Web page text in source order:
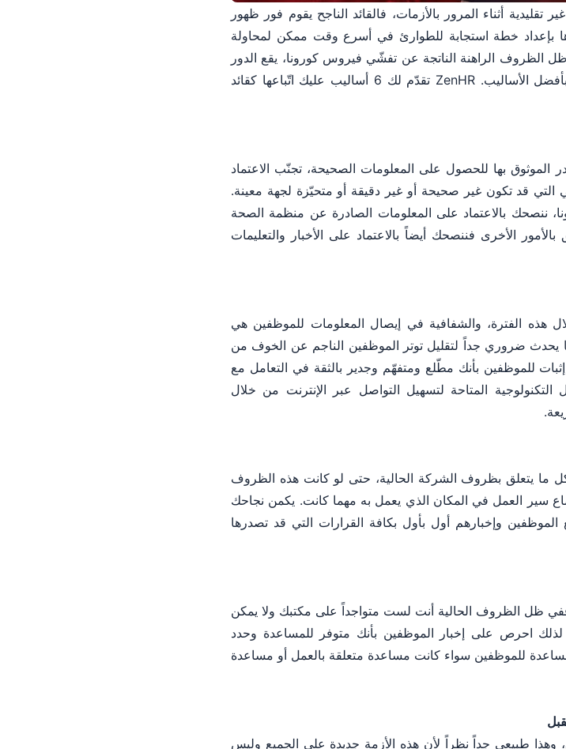
أثناء المرور بالأزمات، فالقائد الناجح يقوم فور ظهور
بإعداد خطة استجابة للطوارئ في أسرع وقت ممكن لمحاولة
الظروف الراهنة الناتجة عن تفشّي فيروس كورونا، يقع الدور
على عاتق القائد الناجح للتعامل مع هذه الظروف بأفضل الأساليب. ZenHR تقدّم لك 6 أساليب عليك اتّباعها كقائد
الموثوق بها للحصول على المعلومات الصحيحة، تجنّب الاعتماد
التي قد تكون غير صحيحة أو غير دقيقة أو متحيّزة لجهة معينة.
ننصحك بالاعتماد على المعلومات الصادرة عن منظمة الصحة
الأخرى فننصحك أيضاً بالاعتماد على الأخبار والتعليمات
هذه الفترة، والشفافية في إيصال المعلومات للموظفين هي
يحدث ضروري جداً لتقليل توتر الموظفين الناجم عن الخوف من
للموظفين بأنك مطّلع ومتفهّم وجدير بالثقة في التعامل مع
المتاحة لتسهيل التواصل عبر الإنترنت من خلال
ما يتعلق بظروف الشركة الحالية، حتى لو كانت هذه الظروف
العمل في المكان الذي يعمل به مهما كانت. يكمن نجاحك
وإخبارهم أول بأول بكافة القرارات التي قد تصدرها
ظل الظروف الحالية أنت لست متواجداً على مكتبك ولا يمكن
احرص على إخبار الموظفين بأنك متوفر للمساعدة وحدد
للموظفين سواء كانت مساعدة متعلقة بالعمل أو مساعدة
وهذا طبيعي جداً نظراً لأن هذه الأزمة جديدة على الجميع وليس